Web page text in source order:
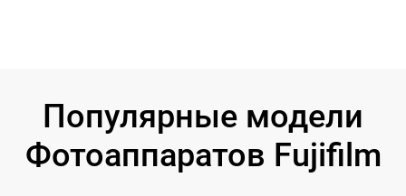
Популярные модели
Фотоаппаратов Fujifilm